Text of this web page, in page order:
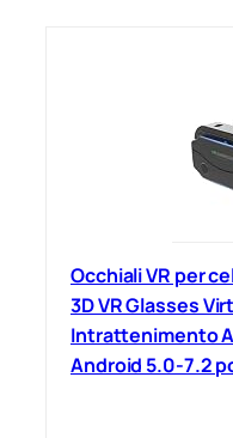
Occhiali VR per
3D VR Glasses
Intrattenimento
Android 5.0-7.2